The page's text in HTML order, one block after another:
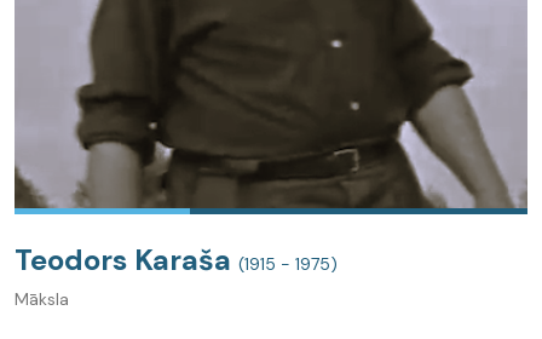
Teodors Karaša (1915 - 1975)
Māksla